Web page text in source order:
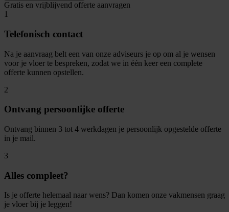
Gratis en vrijblijvend offerte aanvragen
1
Telefonisch contact
Na je aanvraag belt een van onze adviseurs je op om al je wensen
voor je vloer te bespreken, zodat we in één keer een complete
offerte kunnen opstellen.
2
Ontvang persoonlijke offerte
Ontvang binnen 3 tot 4 werkdagen je persoonlijk opgestelde offerte
in je mail.
3
Alles compleet?
Is je offerte helemaal naar wens? Dan komen onze vakmensen graag
je vloer bij je leggen!